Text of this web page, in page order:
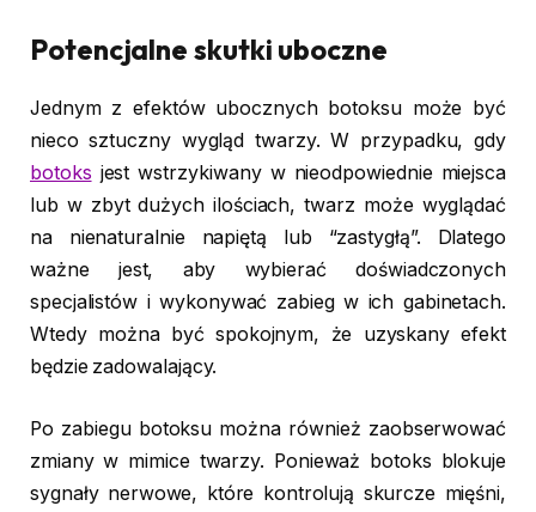
Potencjalne skutki uboczne
Jednym z efektów ubocznych botoksu może być
nieco sztuczny wygląd twarzy. W przypadku, gdy
botoks jest wstrzykiwany w nieodpowiednie miejsca
lub w zbyt dużych ilościach, twarz może wyglądać
na nienaturalnie napiętą lub “zastygłą”. Dlatego
ważne jest, aby wybierać doświadczonych
specjalistów i wykonywać zabieg w ich gabinetach.
Wtedy można być spokojnym, że uzyskany efekt
będzie zadowalający.
Po zabiegu botoksu można również zaobserwować
zmiany w mimice twarzy. Ponieważ botoks blokuje
sygnały nerwowe, które kontrolują skurcze mięśni,